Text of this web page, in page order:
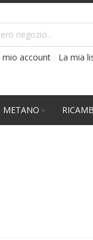
mio account La mia
METANO